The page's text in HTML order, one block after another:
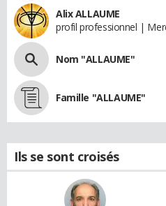
Alix ALLAUME
profil professionnel |
Nom "ALLAUME"
Famille "ALLAUME"
Ils se sont croisés